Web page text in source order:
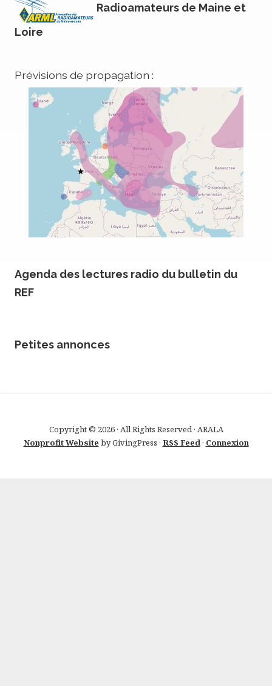
Radioamateurs de Maine et
Loire
Prévisions de propagation :
Agenda des lectures radio du bulletin du
REF
Petites annonces
Copyright © 2026 · All Rights Reserved · ARALA
Nonprofit Website by GivingPress · RSS Feed· Connexion